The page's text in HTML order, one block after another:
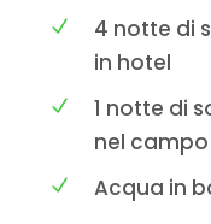
4 notte di
in hotel
1 notte di
nel
Acqua in